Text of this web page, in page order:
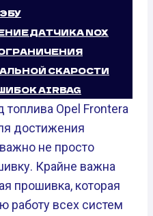
ДАТЧИКА NOX
СКАРОСТИ
AIRBAG
стал
раскрыть
ДВС, повысить
и
топлива Opel Frontera
достижения
не просто
Крайне важна
прошивка, которая
работу всех систем